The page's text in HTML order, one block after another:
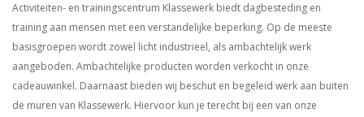
Activiteiten- en trainingscentrum Klassewerk biedt dagbesteding en
training aan mensen met een verstandelijke beperking. Op de meeste
basisgroepen wordt zowel licht industrieel, als ambachtelijk werk
aangeboden. Ambachtelijke producten worden verkocht in onze
cadeauwinkel. Daarnaast bieden wij beschut en begeleid werk aan buiten
de muren van Klassewerk. Hiervoor kun je terecht bij een van onze